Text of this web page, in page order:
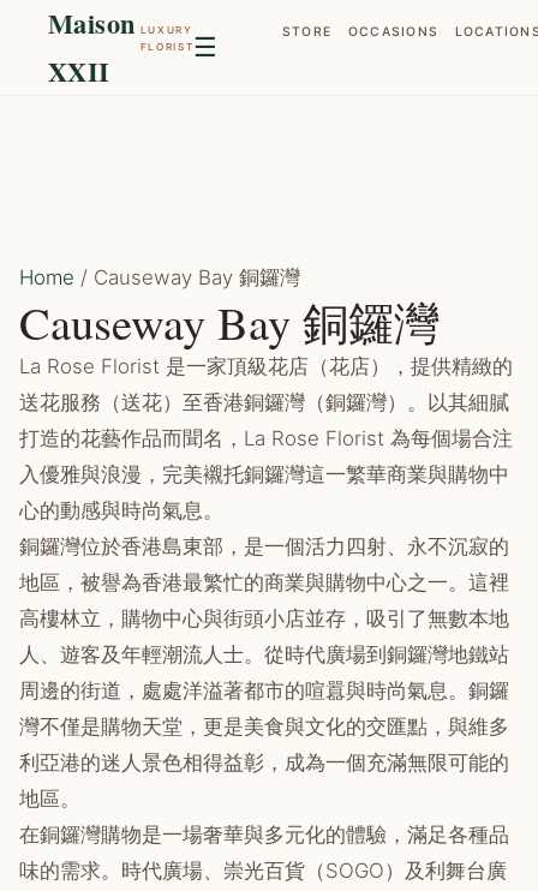
Maison
XXII
LUXURY
FLORIST ☰ STORE OCCASIONS
Home / Causeway Bay 銅鑼灣
Causeway Bay 銅鑼灣
La Rose Florist 是一家頂級花店（花店），提供精緻的
送花服務（送花）至香港銅鑼灣（銅鑼灣）。以其細膩
打造的花藝作品而聞名，La Rose Florist 為每個場合注
入優雅與浪漫，完美襯托銅鑼灣這一繁華商業與購物中
心的動感與時尚氣息。
銅鑼灣位於香港島東部，是一個活力四射、永不沉寂的
地區，被譽為香港最繁忙的商業與購物中心之一。這裡
高樓林立，購物中心與街頭小店並存，吸引了無數本地
人、遊客及年輕潮流人士。從時代廣場到銅鑼灣地鐵站
周邊的街道，處處洋溢著都市的喧囂與時尚氣息。銅鑼
灣不僅是購物天堂，更是美食與文化的交匯點，與維多
利亞港的迷人景色相得益彰，成為一個充滿無限可能的
地區。
在銅鑼灣購物是一場奢華與多元化的體驗，滿足各種品
味的需求。時代廣場、崇光百貨（SOGO）及利舞台廣